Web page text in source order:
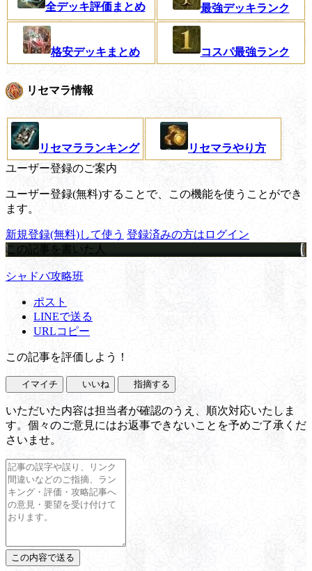
全デッキ評価まとめ 最強デッキランク
格安デッキまとめ コスパ最強ランク
リセマラ情報
リセマラランキング
リセマラやり方
ユーザー登録のご案内
ユーザー登録(無料)することで、この機能を使うことができ
ます。
新規登録(無料)して使う 登録済みの方はログイン
この記事を書いた人
シャドバ攻略班
ポスト
LINEで送る
URLコピー
この記事を評価しよう！
イマイチ いいね 指摘する
いただいた内容は担当者が確認のうえ、順次対応いたしま
す。個々のご意見にはお返事できないことを予めご了承くだ
さいませ。